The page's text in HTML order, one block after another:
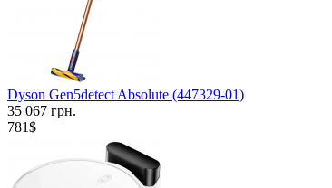
Dyson Gen5detect Absolute (447329-01)
35 067 грн.
781$